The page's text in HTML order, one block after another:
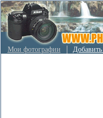
Мои фотографии